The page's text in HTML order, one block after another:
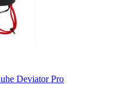
Deviator Pro